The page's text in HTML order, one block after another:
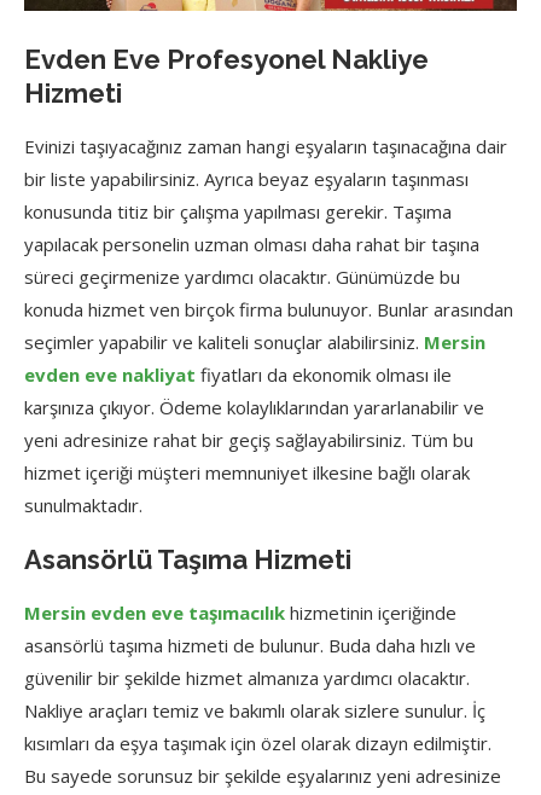
Evden Eve Profesyonel Nakliye
Hizmeti
Evinizi taşıyacağınız zaman hangi eşyaların taşınacağına dair
bir liste yapabilirsiniz. Ayrıca beyaz eşyaların taşınması
konusunda titiz bir çalışma yapılması gerekir. Taşıma
yapılacak personelin uzman olması daha rahat bir taşına
süreci geçirmenize yardımcı olacaktır. Günümüzde bu
konuda hizmet ven birçok firma bulunuyor. Bunlar arasından
seçimler yapabilir ve kaliteli sonuçlar alabilirsiniz. Mersin
evden eve nakliyat fiyatları da ekonomik olması ile
karşınıza çıkıyor. Ödeme kolaylıklarından yararlanabilir ve
yeni adresinize rahat bir geçiş sağlayabilirsiniz. Tüm bu
hizmet içeriği müşteri memnuniyet ilkesine bağlı olarak
sunulmaktadır.
Asansörlü Taşıma Hizmeti
Mersin evden eve taşımacılık hizmetinin içeriğinde
asansörlü taşıma hizmeti de bulunur. Buda daha hızlı ve
güvenilir bir şekilde hizmet almanıza yardımcı olacaktır.
Nakliye araçları temiz ve bakımlı olarak sizlere sunulur. İç
kısımları da eşya taşımak için özel olarak dizayn edilmiştir.
Bu sayede sorunsuz bir şekilde eşyalarınız yeni adresinize